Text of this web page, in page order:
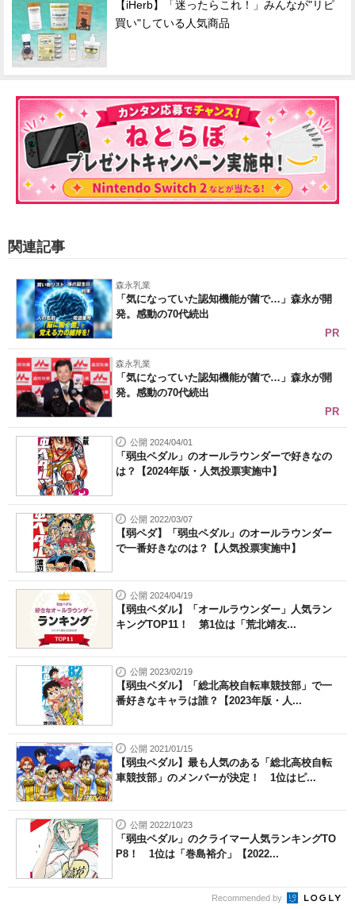
【iHerb】「迷ったらこれ！」みんなが"リピ
買い"している人気商品
関連記事
森永乳業
「気になっていた認知機能が菌で…」森永が開
発。感動の70代続出
PR
森永乳業
「気になっていた認知機能が菌で…」森永が開
発。感動の70代続出
PR
公開 2024/04/01
「弱虫ペダル」のオールラウンダーで好きなの
は？【2024年版・人気投票実施中】
公開 2022/03/07
【弱ペダ】「弱虫ペダル」のオールラウンダー
で一番好きなのは？【人気投票実施中】
公開 2024/04/19
【弱虫ペダル】「オールラウンダー」人気ラン
キングTOP11！ 第1位は「荒北靖友...
公開 2023/02/19
【弱虫ペダル】「総北高校自転車競技部」で一
番好きなキャラは誰？【2023年版・人...
公開 2021/01/15
【弱虫ペダル】最も人気のある「総北高校自転
車競技部」のメンバーが決定！ 1位はピ...
公開 2022/10/23
「弱虫ペダル」のクライマー人気ランキングTO
P8！ 1位は「巻島裕介」【2022...
Recommended by